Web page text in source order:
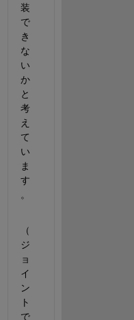
装
で
き
な
い
か
と
考
え
て
い
ま
す
。
（
ジ
ョ
イ
ン
ト
で